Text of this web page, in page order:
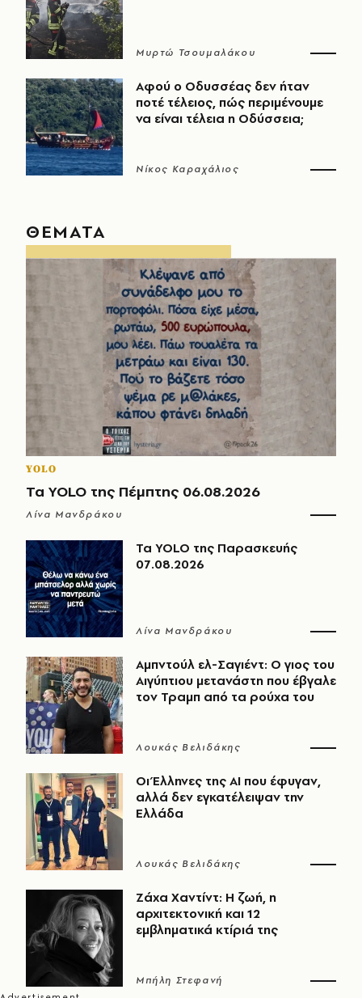
Μυρτώ Τσουμαλάκου
Αφού ο Οδυσσέας δεν ήταν
ποτέ τέλειος, πώς περιμένουμε
να είναι τέλεια η Οδύσσεια;
Νίκος Καραχάλιος
ΘΕΜΑΤΑ
YOLO
Τα YOLO της Πέμπτης 06.08.2026
Λίνα Μανδράκου
Τα YOLO της Παρασκευής
07.08.2026
Λίνα Μανδράκου
Αμπντούλ ελ-Σαγιέντ: Ο γιος του
Αιγύπτιου μετανάστη που έβγαλε
τον Τραμπ από τα ρούχα του
Λουκάς Βελιδάκης
Οι Έλληνες της ΑΙ που έφυγαν,
αλλά δεν εγκατέλειψαν την
Ελλάδα
Λουκάς Βελιδάκης
Ζάχα Χαντίντ: Η ζωή, η
αρχιτεκτονική και 12
εμβληματικά κτίριά της
Μπήλη Στεφανή